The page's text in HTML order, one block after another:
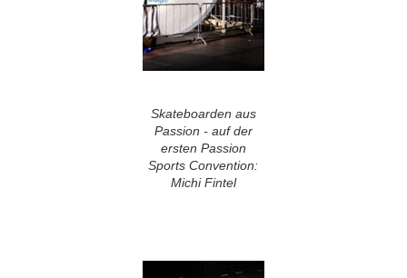
Skateboarden aus
Passion - auf der
ersten Passion
Sports Convention:
Michi Fintel